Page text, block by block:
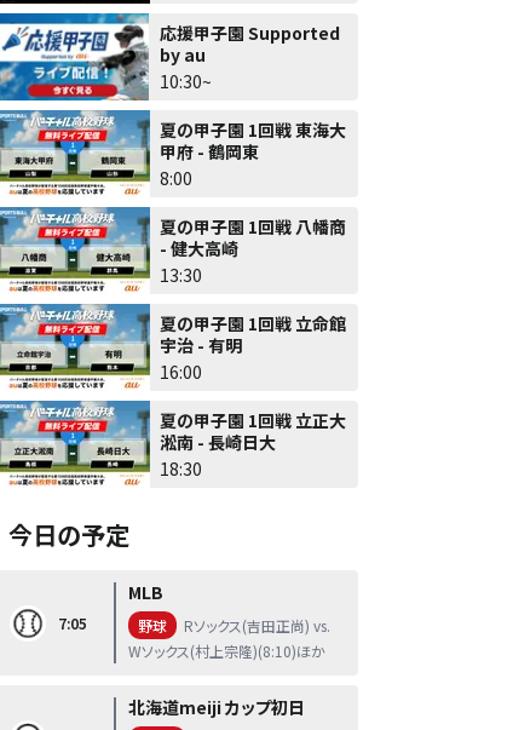
応援甲子園 Supported
by au
10:30~
夏の甲子園 1回戦 東海大
甲府 - 鶴岡東
8:00
夏の甲子園 1回戦 八幡商
- 健大高崎
13:30
夏の甲子園 1回戦 立命館
宇治 - 有明
16:00
夏の甲子園 1回戦 立正大
淞南 - 長崎日大
18:30
今日の予定
7:05
MLB
野球
Rソックス(吉田正尚) vs.
Wソックス(村上宗隆)(8:10)ほか
北海道meiji カップ初日